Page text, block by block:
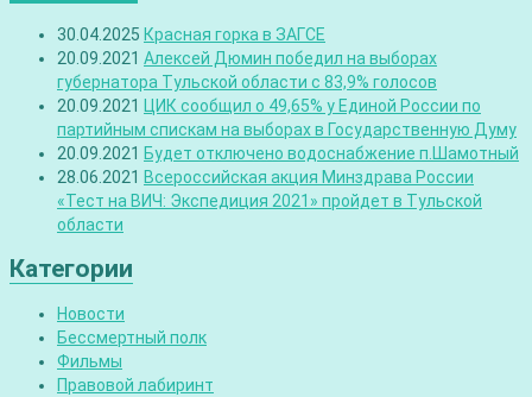
30.04.2025 Красная горка в ЗАГСЕ
20.09.2021 Алексей Дюмин победил на выборах
губернатора Тульской области с 83,9% голосов
20.09.2021 ЦИК сообщил о 49,65% у Единой России по
партийным спискам на выборах в Государственную Думу
20.09.2021 Будет отключено водоснабжение п.Шамотный
28.06.2021 Всероссийская акция Минздрава России
«Тест на ВИЧ: Экспедиция 2021» пройдет в Тульской
области
Категории
Новости
Бессмертный полк
Фильмы
Правовой лабиринт